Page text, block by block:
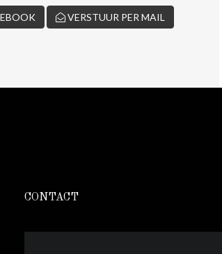
VERSTUUR PER MAIL
CONTACT